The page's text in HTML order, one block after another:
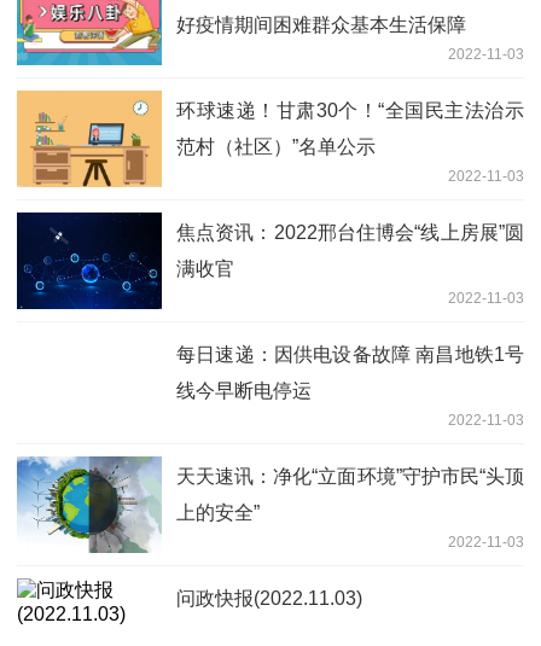
好疫情期间困难群众基本生活保障
2022-11-03
环球速递！甘肃30个！“全国民主法治示
范村（社区）”名单公示
2022-11-03
焦点资讯：2022邢台住博会“线上房展”圆
满收官
2022-11-03
每日速递：因供电设备故障 南昌地铁1号
线今早断电停运
2022-11-03
天天速讯：净化“立面环境”守护市民“头顶
上的安全”
2022-11-03
问政快报(2022.11.03)